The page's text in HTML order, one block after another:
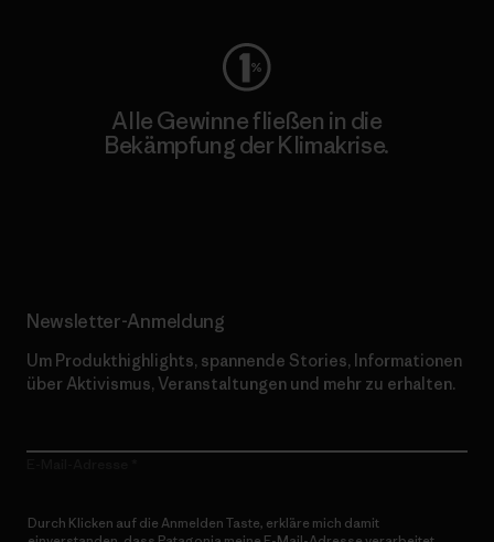
Alle Gewinne fließen in die
Bekämpfung der Klimakrise.
Newsletter-Anmeldung
Um Produkthighlights, spannende Stories, Informationen
über Aktivismus, Veranstaltungen und mehr zu erhalten.
Durch Klicken auf die Anmelden Taste, erkläre mich damit